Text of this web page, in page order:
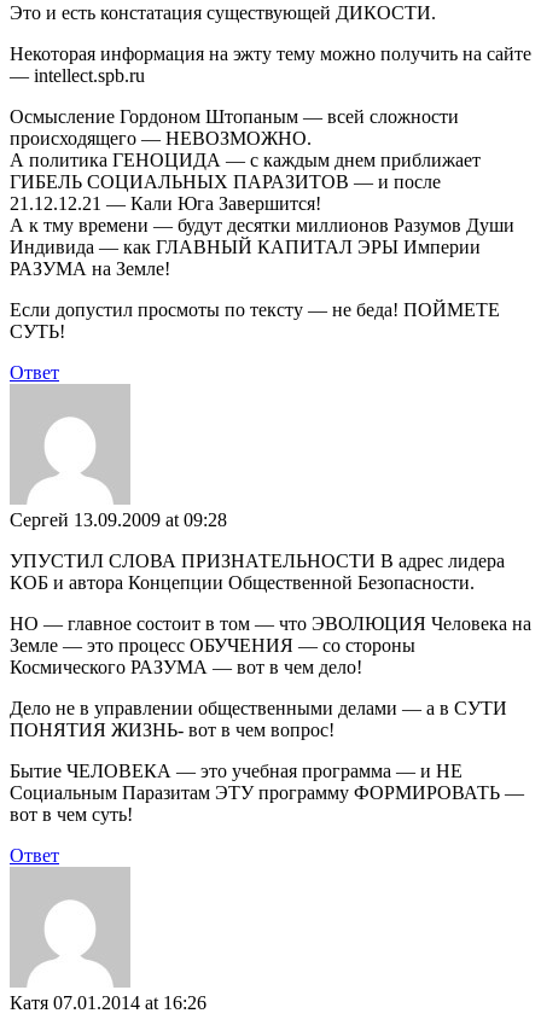
Это и есть констатация существующей ДИКОСТИ.
Некоторая информация на эжту тему можно получить на сайте
— intellect.spb.ru
Осмысление Гордоном Штопаным — всей сложности
происходящего — НЕВОЗМОЖНО.
А политика ГЕНОЦИДА — с каждым днем приближает
ГИБЕЛЬ СОЦИАЛЬНЫХ ПАРАЗИТОВ — и после
21.12.12.21 — Кали Юга Завершится!
А к тму времени — будут десятки миллионов Разумов Души
Индивида — как ГЛАВНЫЙ КАПИТАЛ ЭРЫ Империи
РАЗУМА на Земле!
Если допустил просмоты по тексту — не беда! ПОЙМЕТЕ
СУТЬ!
Ответ
Сергей 13.09.2009 at 09:28
УПУСТИЛ СЛОВА ПРИЗНАТЕЛЬНОСТИ В адрес лидера
КОБ и автора Концепции Общественной Безопасности.
НО — главное состоит в том — что ЭВОЛЮЦИЯ Человека на
Земле — это процесс ОБУЧЕНИЯ — со стороны
Космического РАЗУМА — вот в чем дело!
Дело не в управлении общественными делами — а в СУТИ
ПОНЯТИЯ ЖИЗНЬ- вот в чем вопрос!
Бытие ЧЕЛОВЕКА — это учебная программа — и НЕ
Социальным Паразитам ЭТУ программу ФОРМИРОВАТЬ —
вот в чем суть!
Ответ
Катя 07.01.2014 at 16:26